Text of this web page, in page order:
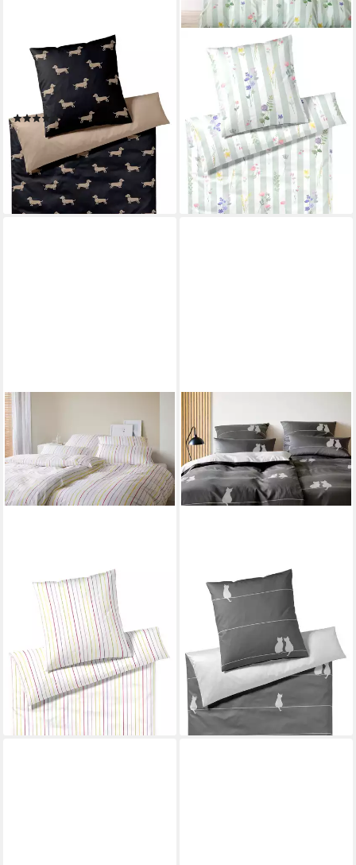
ELEGANTE
Bettwäsche Dogs, Mako-Satin,
2 teilig, angenehmes
Hautgefühl
ab 90,25 € UVP119,00 €
-24%
lieferbar - in 6-8 Werktagen bei dir
ELEGANTE
Bettwäsche Flowerstripe,
Mako-Satin, 2 teilig,
angenehmes Hautgefühl
ab 99,99 €
UVP 139,00 €
-28%
lieferbar - in 6-8 Werktagen bei dir
ELEGANTE
Bettwäsche Little, Mako-
Batist, 2 teilig, angenehmes
Hautgefühl
ab 145,44 €
lieferbar - in 6-8 Werktagen bei dir
ELEGANTE
Bettwäsche You & Me, Mako-
Satin, 2 teilig, angenehmes
Hautgefühl
ab 116,27 €
UVP129,00 €
-10%
lieferbar - in 6-8 Werktagen bei dir